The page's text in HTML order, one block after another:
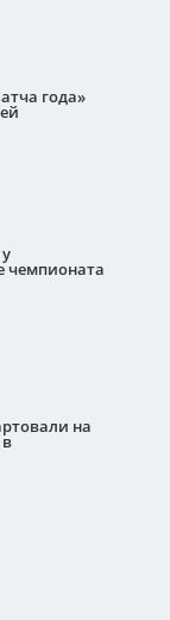
года»
чемпионата
на